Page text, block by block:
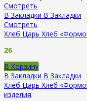
Смотреть
В Закладки В Закладки
Смотреть
Хлеб Царь Хлеб
26
В Корзину
В Закладки В Закладки
Хлеб Царь Хлеб
изделия.